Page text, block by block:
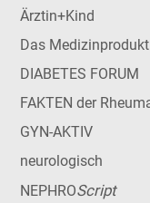
Ärztin+Kind
Das Medizinprodukt
DIABETES FORUM
FAKTEN der
GYN-AKTIV
neurologisch
NEPHROScript